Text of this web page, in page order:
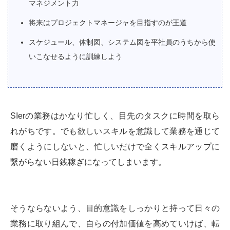
マネジメント力
将来はプロジェクトマネージャを目指すのが王道
スケジュール、体制図、システム図を平社員のうちから使
いこなせるように訓練しよう
SIerの業務はかなり忙しく、目先のタスクに時間を取ら
れがちです。でも欲しいスキルを意識して業務を通じて
磨くようにしないと、忙しいだけで全くスキルアップに
繋がらない日銭稼ぎになってしまいます。
そうならないよう、目的意識をしっかりと持って日々の
業務に取り組んで、自らの付加価値を高めていけば、転